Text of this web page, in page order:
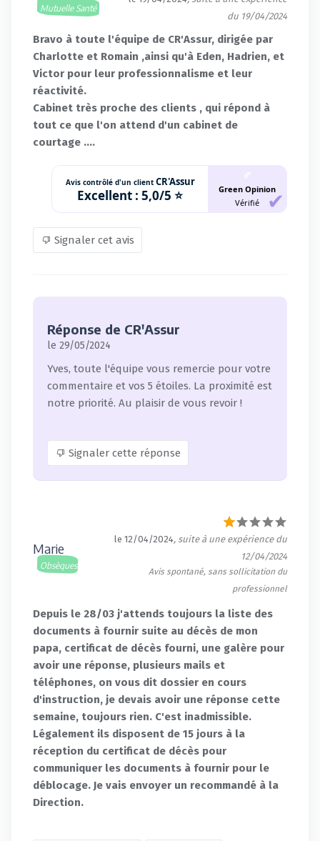
Mutuelle Santé
du 19/04/2024
Bravo à toute l'équipe de CR'Assur, dirigée par
Charlotte et Romain ,ainsi qu'à Eden, Hadrien, et
Victor pour leur professionnalisme et leur
réactivité.
Cabinet très proche des clients , qui répond à
tout ce que l'on attend d'un cabinet de
courtage ....
Avis contrôlé d'un client CR'Assur
Excellent : 5,0/5 ⭐
Green Opinion
Vérifié
Signaler cet avis
Réponse de CR'Assur
le 29/05/2024
Yves, toute l'équipe vous remercie pour votre
commentaire et vos 5 étoiles. La proximité est
notre priorité. Au plaisir de vous revoir !
Signaler cette réponse
Marie
Obsèques
le 12/04/2024, suite à une expérience du
12/04/2024
Avis spontané, sans sollicitation du
professionnel
Depuis le 28/03 j'attends toujours la liste des
documents à fournir suite au décès de mon
papa, certificat de décès fourni, une galère pour
avoir une réponse, plusieurs mails et
téléphones, on vous dit dossier en cours
d'instruction, je devais avoir une réponse cette
semaine, toujours rien. C'est inadmissible.
Légalement ils disposent de 15 jours à la
réception du certificat de décès pour
communiquer les documents à fournir pour le
déblocage. Je vais envoyer un recommandé à la
Direction.